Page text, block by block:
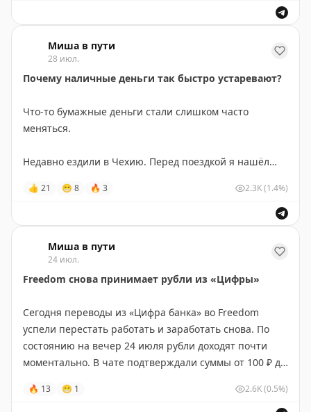
@mishavputi
Timmy Trumpet, Alok, Sara Landry, Miss Monique и
James Hype. Будет всё: EDM, house, techno, hardstyle и
hardcore.
мифология и огромные декорации прямо у пляжа.
Миша в пути
28 июл.
Почему наличные деньги так быстро устаревают?
Что-то бумажные деньги стали слишком часто
меняться.
Недавно ездили в Чехию. Перед поездкой я нашёл
обрадовался, что будет немного наличных на первое
обращения.
Потом поехали в Турцию. Достал старые лиры — и та
же история. Ими уже нельзя расплатиться, а
Недавно Лена ездила в Великобританию. У нас
оставались фунты после поездки пятилетней
давности. Казалось бы, пять лет — не такой уж
Хорошо, что удалось найти обменник, где их
👍 21 😁 8 🔥 3 2.3K(1.4%)
Миша в пути
24 июл.
Freedom снова принимает рубли из «Цифры»
Сегодня переводы из «Цифра банка» во Freedom
успели перестать работать и заработать снова. По
состоянию на вечер 24 июля рубли доходят почти
моментально. В чате подтверждали суммы от 100 ₽ до
исчезли.
🔥 13 😁 1 2.6K(0.5%)